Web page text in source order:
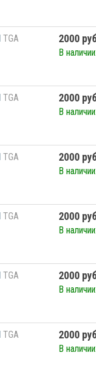
TGA 2000
В наличии:
TGA 2000
В наличии:
TGA 2000
В наличии:
TGA 2000
В наличии:
TGA 2000
В наличии:
TGA 2000
В наличии: